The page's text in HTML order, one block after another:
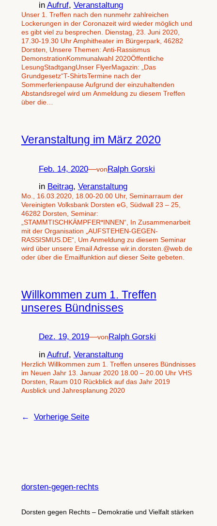
in Aufruf, Veranstaltung
Unser 1. Treffen nach den nunmehr zahlreichen
Lockerungen in der Coronazeit wird wieder möglich und
es gibt viel zu besprechen. Dienstag, 23. Juni 2020,
17.30-19.30 Uhr Amphitheater im Bürgerpark, 46282
Dorsten, Unsere Themen: Anti-Rassismus
DemonstrationKommunalwahl 2020Öffentliche
LesungStadtgangUnser FlyerMagazin: „Das
Grundgesetz“T-ShirtsTermine nach der
Sommerferienpause Aufgrund der einzuhaltenden
Abstandsregel wird um Anmeldung zu diesem Treffen
über die…
Veranstaltung im März 2020
Feb. 14, 2020—vonRalph Gorski
in Beitrag, Veranstaltung
Mo., 16.03.2020, 18.00-20.00 Uhr, Seminarraum der
Vereinigten Volksbank Dorsten eG, Südwall 23 – 25,
46282 Dorsten, Seminar:
„STAMMTISCHKÄMPFER*INNEN“, In Zusammenarbeit
mit der Organisation „AUFSTEHEN-GEGEN-
RASSISMUS.DE“, Um Anmeldung zu diesem Seminar
wird über unsere Email Adresse wir.in.dorsten.@web.de
oder über die Emailfunktion auf dieser Seite gebeten.
Willkommen zum 1. Treffen
unseres Bündnisses
Dez. 19, 2019—von Ralph Gorski
in Aufruf, Veranstaltung
Herzlich Willkommen zum 1. Treffen unseres Bündnisses
im Neuen Jahr 13. Januar 2020 18.00 – 20.00 Uhr VHS
Dorsten, Raum 010 Rückblick auf das Jahr 2019
Ausblick und Jahresplanung 2020
← Vorherige Seite
dorsten-gegen-rechts
Dorsten gegen Rechts – Demokratie und Vielfalt stärken